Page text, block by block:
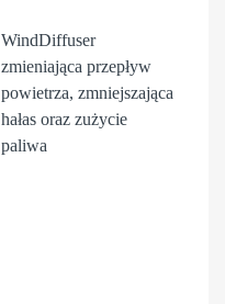
WindDiffuser
zmieniająca przepływ
powietrza, zmniejszająca
hałas oraz zużycie
paliwa